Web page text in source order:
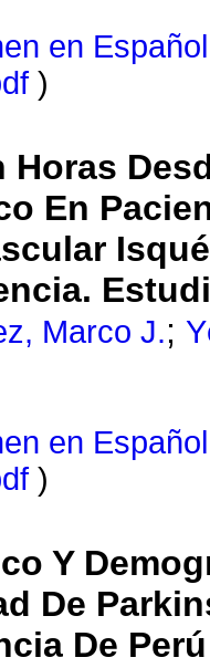
en Español
)
Horas
En
Marco J.;
en Español
)
Y
De
De Perú